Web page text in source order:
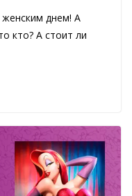
днем! А
кто? А стоит ли